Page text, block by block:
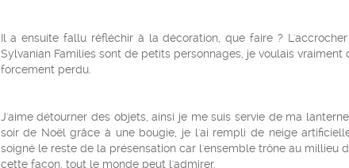
Il a ensuite fallu réfléchir à la décoration, que faire ?
Sylvanian Families sont de petits personnages, je voulais
forcement perdu.
J'aime détourner des objets, ainsi je me suis servie de ma
soir de Noël grâce à une bougie, je l'ai rempli de neige
soigné le reste de la présensation car l'ensemble trône au millieu
cette façon, tout le monde peut l'admirer.